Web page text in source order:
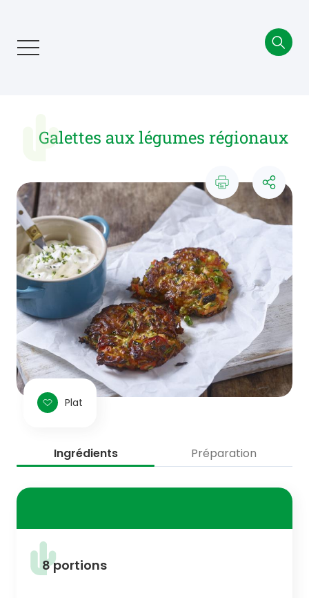
principalGalettes aux légumes régionaux
Plat
Ingrédients Préparation
8 portions